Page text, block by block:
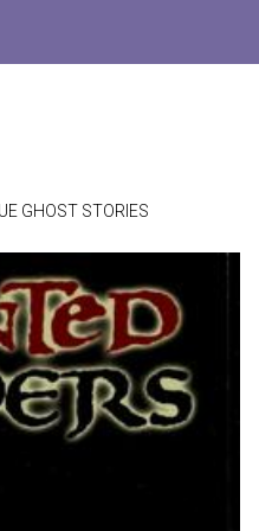
GHOST STORIES